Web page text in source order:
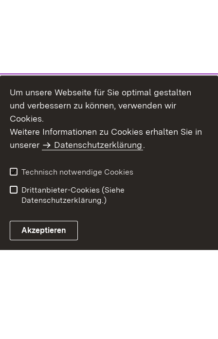
Um unsere Webseite für Sie optimal gestalten
und verbessern zu können, verwenden wir
Cookies.
Weitere Informationen zu Cookies erhalten Sie in
unserer
Datenschutzerklärung.
Technisch notwendige Cookies
Drittanbieter-Cookies (Siehe
Datenschutzerklärung.)
Akzeptieren